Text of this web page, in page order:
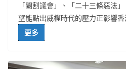
「閹割議會」、「二十三條惡法
望能點出威權時代的壓力正影響
更多